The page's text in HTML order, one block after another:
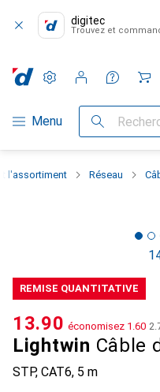
digitec
Trouvez et
Navigation par catégorie
Menu Recherche
Paramètres
Compte client
Listes de comparaison
Listes d'envies
Panier
l'assortiment Réseau
REMISE QUANTITATIVE
Lightwin Câble
STP, CAT6, 5 m
CHF
13.90 économisez CHF
1.60